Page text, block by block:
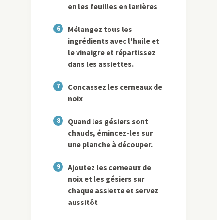
en les feuilles en lanières
6
Mélangez tous les
ingrédients avec l'huile et
le vinaigre et répartissez
dans les assiettes.
7
Concassez les cerneaux de
noix
8
Quand les gésiers sont
chauds, émincez-les sur
une planche à découper.
9
Ajoutez les cerneaux de
noix et les gésiers sur
chaque assiette et servez
aussitôt